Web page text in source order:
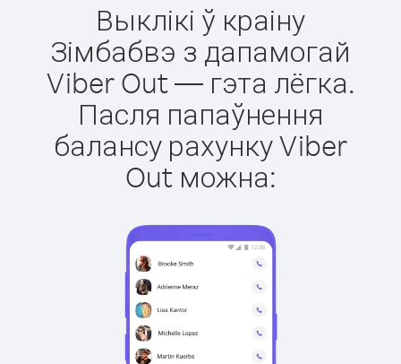
Выклікі ў краіну
Зімбабвэ з дапамогай
Viber Out — гэта лёгка.
Пасля папаўнення
балансу рахунку Viber
Out можна: